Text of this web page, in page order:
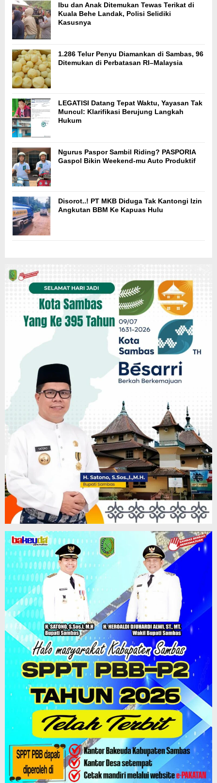
Ibu dan Anak Ditemukan Tewas Terikat di
Kuala Behe Landak, Polisi Selidiki
Kasusnya
1.286 Telur Penyu Diamankan di Sambas, 96
Ditemukan di Perbatasan RI–Malaysia
LEGATISI Datang Tepat Waktu, Yayasan Tak
Muncul: Klarifikasi Berujung Langkah
Hukum
Ngurus Paspor Sambil Riding? PASPORIA
Gaspol Bikin Weekend-mu Auto Produktif
Disorot..! PT MKB Diduga Tak Kantongi Izin
Angkutan BBM Ke Kapuas Hulu